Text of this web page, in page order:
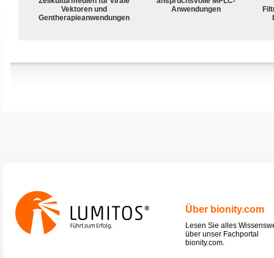
Vektoren und
Gentherapieanwendungen
Anwendungen
Über bionity.com
Lesen Sie alles
über unser Fachportal
bionity.com.